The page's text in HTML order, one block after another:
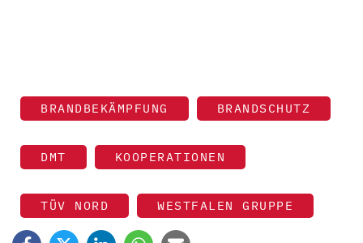
BRANDBEKÄMPFUNG BRANDSCHUTZ
DMT KOOPERATIONEN
TÜV NORD WESTFALEN GRUPPE